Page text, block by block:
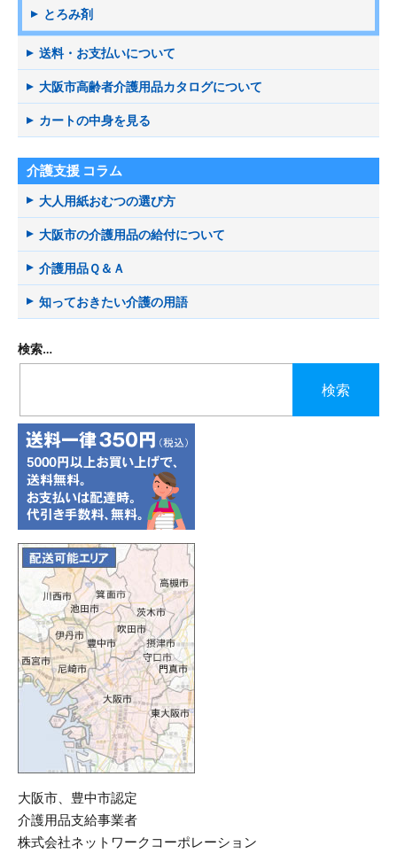
とろみ剤
送料・お支払いについて
大阪市高齢者介護用品カタログについて
カートの中身を見る
介護支援 コラム
大人用紙おむつの選び方
大阪市の介護用品の給付について
介護用品Ｑ＆Ａ
知っておきたい介護の用語
検索…
大阪市、豊中市認定
介護用品支給事業者
株式会社ネットワークコーポレーション